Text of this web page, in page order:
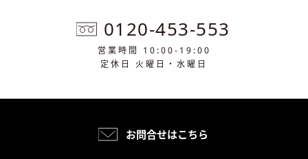
0120-453-553
営業時間 10:00-19:00
定休日 火曜日・水曜日
お問合せはこちら